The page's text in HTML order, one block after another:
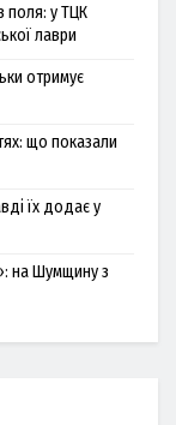
поля: у ТЦК
лаври
отримує
що показали
їх додає у
на Шумщину з